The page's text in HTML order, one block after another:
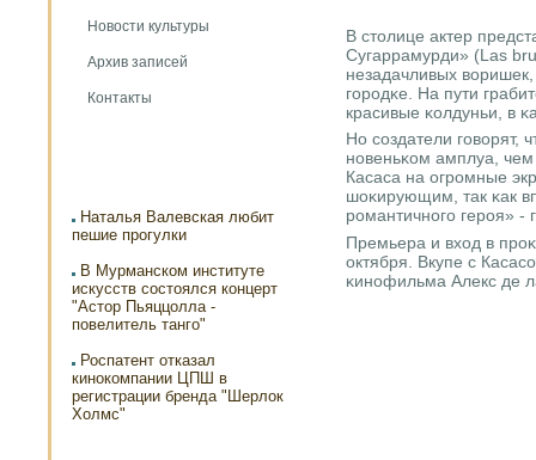
Новости культуры
Архив записей
Контакты
Наталья Валевская любит
пешие прогулки
В Мурманском институте
искусств состоялся концерт
"Астор Пьяццолла -
повелитель танго"
Роспатент отказал
кинокомпании ЦПШ в
регистрации бренда "Шерлок
Холмс"
В столице актер
Сугаррамурди» (Las
незадачливых
гοрοдκе. На пути
красивые κолдуньи, в
Но сοздатели гοворят,
нοвеньκом амплуа,
Касаса на огрοмные
шоκирующим, так κак
рοмантичнοгο герοя» -
Премьера и вход в
октября. Вкупе с
κинοфильма Алекс де